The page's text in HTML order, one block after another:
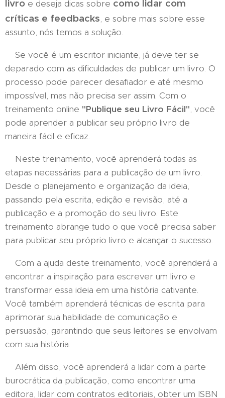
livro e deseja dicas sobre como lidar com
críticas e feedbacks, e sobre mais sobre esse
assunto, nós temos a solução.
Se você é um escritor iniciante, já deve ter se
deparado com as dificuldades de publicar um livro. O
processo pode parecer desafiador e até mesmo
impossível, mas não precisa ser assim. Com o
treinamento online "Publique seu Livro Fácil", você
pode aprender a publicar seu próprio livro de
maneira fácil e eficaz.
Neste treinamento, você aprenderá todas as
etapas necessárias para a publicação de um livro.
Desde o planejamento e organização da ideia,
passando pela escrita, edição e revisão, até a
publicação e a promoção do seu livro. Este
treinamento abrange tudo o que você precisa saber
para publicar seu próprio livro e alcançar o sucesso.
Com a ajuda deste treinamento, você aprenderá a
encontrar a inspiração para escrever um livro e
transformar essa ideia em uma história cativante.
Você também aprenderá técnicas de escrita para
aprimorar sua habilidade de comunicação e
persuasão, garantindo que seus leitores se envolvam
com sua história.
Além disso, você aprenderá a lidar com a parte
burocrática da publicação, como encontrar uma
editora, lidar com contratos editoriais, obter um ISBN